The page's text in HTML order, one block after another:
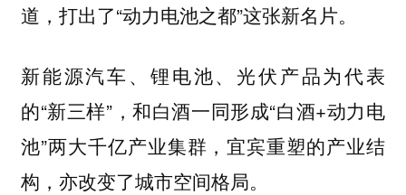
道，打出了“动力电池之都”这张新名片。
新能源汽车、锂电池、光伏产品为代表
的“新三样”，和白酒一同形成“白酒+动力电
池”两大千亿产业集群，宜宾重塑的产业结
构，亦改变了城市空间格局。